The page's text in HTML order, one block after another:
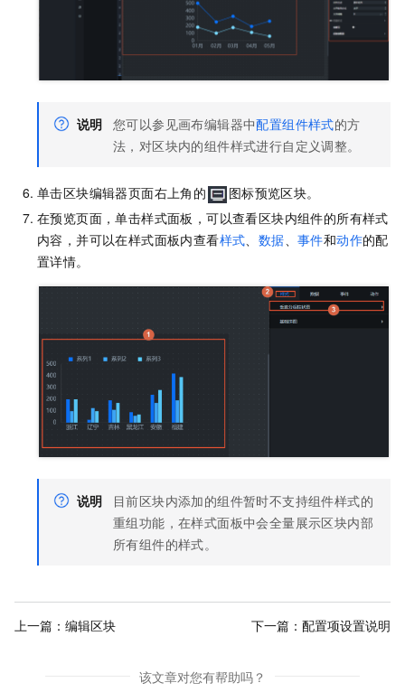
说明 您可以参见画布编辑器中配置组件样式的方
法，对区块内的组件样式进行自定义调整。
单击区块编辑器页面右上角的
图标预览区块。
在预览页面，单击样式面板，可以查看区块内组件的所有样式
内容，并可以在样式面板内查看样式、 数据、事件和动作的配
置详情。
说明
目前区块内添加的组件暂时不支持组件样式的
重组功能，在样式面板中会全量展示区块内部
所有组件的样式。
上一篇： 编辑区块 下一篇： 配置项设置说明
该文章对您有帮助吗？